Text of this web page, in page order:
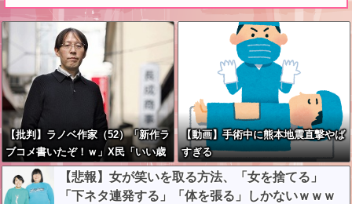
【批判】ラノベ作家（52）「新作ラ
ブコメ書いたぞ！ｗ」X民「いい歳
こいてラブコメ（笑）恥ずかしくな
いの？」←やめたれｗと話題に
【動画】手術中に熊本地震直撃やば
すぎる
【悲報】女が笑いを取る方法、「女を捨てる」
「下ネタ連発する」「体を張る」しかないｗｗｗ